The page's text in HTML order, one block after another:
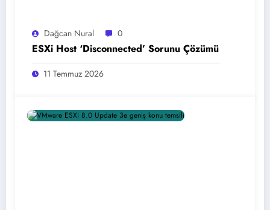
Dağcan Nural 0
ESXi Host ‘Disconnected’ Sorunu Çözümü
11 Temmuz 2026